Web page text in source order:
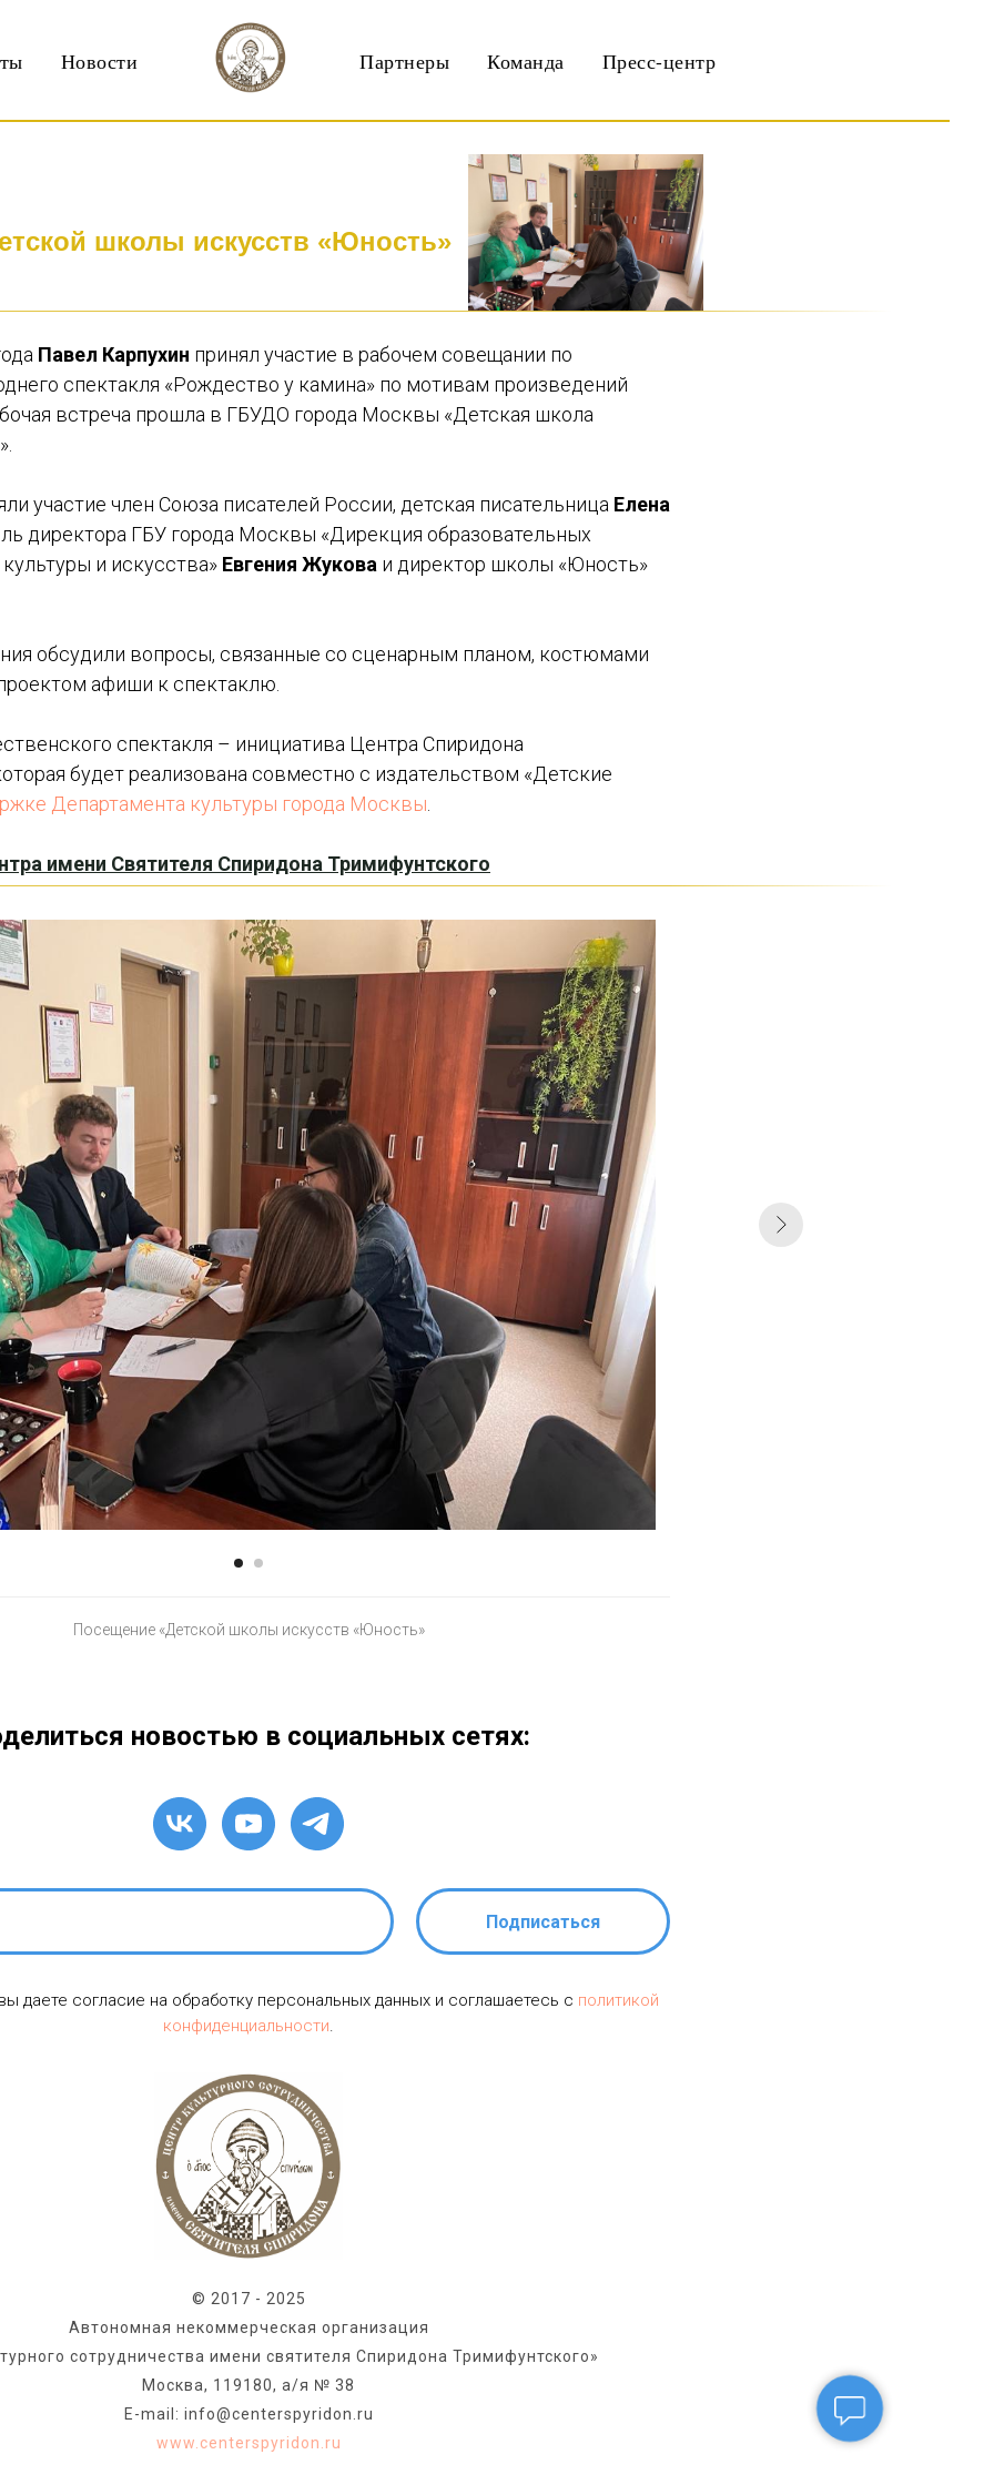
Новости Партнеры Команда Пресс-центр
школы искусств «Юность»
Павел Карпухин принял участие в рабочем совещании по
спектакля «Рождество у камина» по мотивам произведений
встреча прошла в ГБУДО города Москвы «Детская школа
участие член Союза писателей России, детская писательница Елена
директора ГБУ города Москвы «Дирекция образовательных
и искусства» Евгения Жукова и директор школы «Юность»
обсудили вопросы, связанные со сценарным планом, костюмами
афиши к спектаклю.
спектакля – инициатива Центра Спиридона
будет реализована совместно с издательством «Детские
Департамента культуры города Москвы
имени Святителя Спиридона Тримифунтского
Посещение «Детской школы искусств «Юность»
новостью в социальных сетях:
Подписаться
даете согласие на обработку персональных данных и соглашаетесь c политикой
конфиденциальности.
© 2017 - 2025
Автономная некоммерческая организация
сотрудничества имени святителя Спиридона Тримифунтского»
Москва, 119180, а/я № 38
E-mail: info@centerspyridon.ru
www.centerspyridon.ru